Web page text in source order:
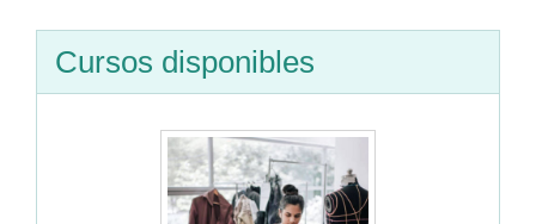
Cursos disponibles